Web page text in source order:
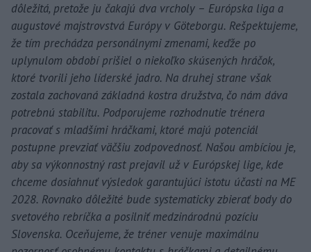
dôležitá, pretože ju čakajú dva vrcholy – Európska liga a
augustové majstrovstvá Európy v Göteborgu. Rešpektujeme,
že tím prechádza personálnymi zmenami, keďže po
uplynulom období prišiel o niekoľko skúsených hráčok,
ktoré tvorili jeho líderské jadro. Na druhej strane však
zostala zachovaná základná kostra družstva, čo nám dáva
potrebnú stabilitu. Podporujeme rozhodnutie trénera
pracovať s mladšími hráčkami, ktoré majú potenciál
postupne prevziať väčšiu zodpovednosť. Našou ambíciou je,
aby sa výkonnostný rast prejavil už v Európskej lige, kde
chceme dosiahnuť výsledok garantujúci istotu účasti na ME
2028. Rovnako dôležité bude systematicky zbierať body do
svetového rebríčka a posilniť medzinárodnú pozíciu
Slovenska. Oceňujeme, že tréner venuje maximálnu